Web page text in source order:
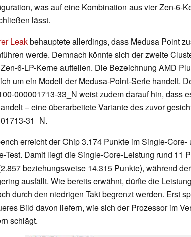
was auf eine Kombination aus vier Zen-6-
lässt.
Leakbehauptete allerdings, dass Medusa Point
werde. Demnach könnte sich der zweite
6-LP-Kerne aufteilen. Die Bezeichnung AMD
um ein Modell der Medusa-Point-Serie handelt.
000001713-33_N weist zudem darauf hin, dass
– eine überarbeitete Variante des zuvor
31_N.
erreicht der Chip 3.174 Punkte im Single-
Test. Damit liegt die Single-Core-Leistung rund 11
beziehungsweise 14.315 Punkte), während
ausfällt. Wie bereits erwähnt, dürfte die
durch den niedrigen Takt begrenzt werden. Erst
Bild davon liefern, wie sich der Prozessor im
schlägt.